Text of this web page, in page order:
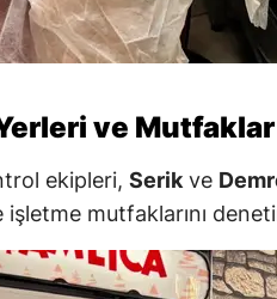
ve
ekipleri, Serik ve
işletme mutfaklarını